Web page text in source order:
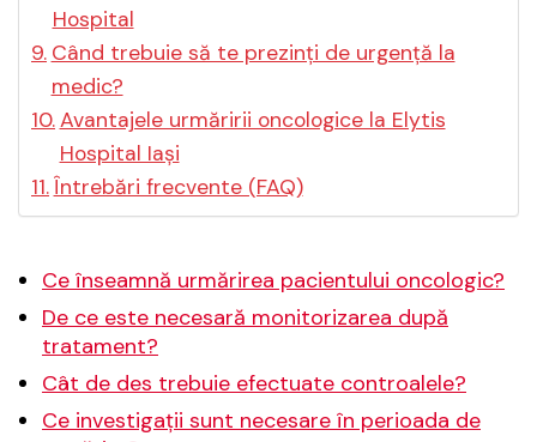
Hospital
Când trebuie să te prezinți de urgență la
medic?
Avantajele urmăririi oncologice la Elytis
Hospital Iași
Întrebări frecvente (FAQ)
Ce înseamnă urmărirea pacientului oncologic?
De ce este necesară monitorizarea după
tratament?
Cât de des trebuie efectuate controalele?
Ce investigații sunt necesare în perioada de